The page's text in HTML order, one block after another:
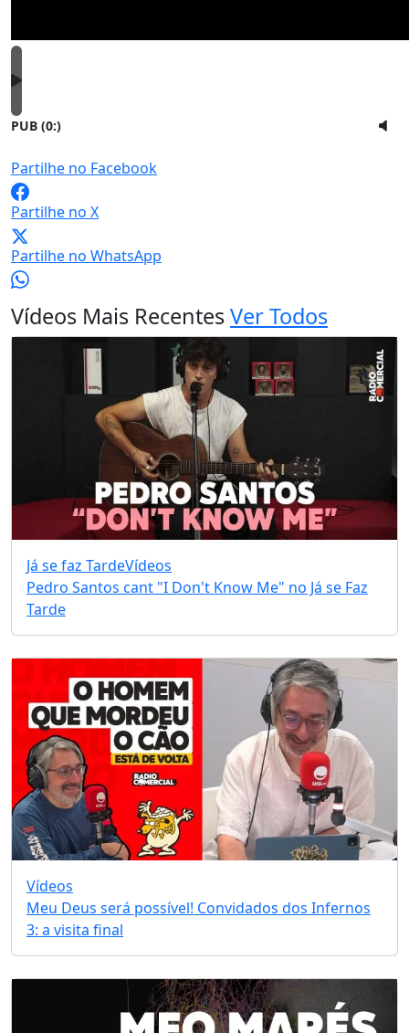
PUB (0:)
Partilhe no Facebook
Partilhe no X
Partilhe no WhatsApp
Vídeos Mais RecentesVer Todos
Já se faz TardeVídeos
Pedro Santos cant "I Don't Know Me" no Já se Faz
Tarde
Vídeos
Meu Deus será possível! Convidados dos Infernos
3: a visita final